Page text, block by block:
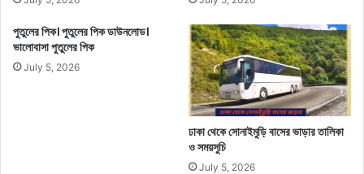
পুতুলের পিক। পুতুলের পিক ডাউনলোড।
ভালোবাসা পুতুলের পিক
July 5, 2026
ঢাকা থেকে সোনাইমুড়ি বাসের ভাড়ার তালিকা
ও সময়সুচি
July 5, 2026